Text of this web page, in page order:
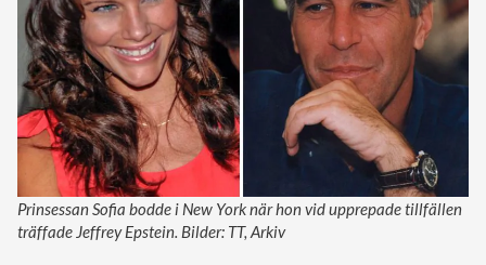
Prinsessan Sofia bodde i New York när hon vid upprepade tillfällen
träffade Jeffrey Epstein. Bilder: TT, Arkiv